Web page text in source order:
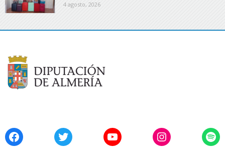
4 agosto, 2026
FacebookTwitter YouTubeInstagram